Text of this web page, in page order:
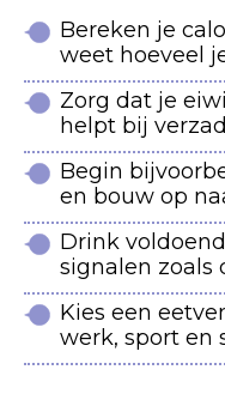
Bereken je
weet hoeveel
Zorg dat je
helpt bij
Begin
en bouw op
Drink
signalen zoals
Kies een
werk, sport en